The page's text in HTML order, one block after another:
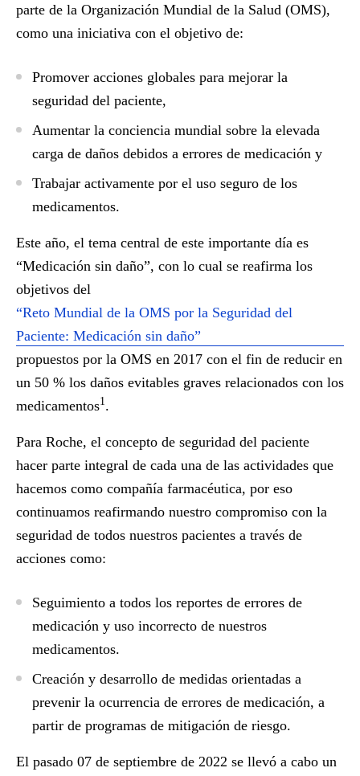
parte de la Organización Mundial de la Salud (OMS),
como una iniciativa con el objetivo de:
Promover acciones globales para mejorar la
seguridad del paciente,
Aumentar la conciencia mundial sobre la elevada
carga de daños debidos a errores de medicación y
Trabajar activamente por el uso seguro de los
medicamentos.
Este año, el tema central de este importante día es
“Medicación sin daño”, con lo cual se reafirma los
objetivos del
“Reto Mundial de la OMS por la Seguridad del
Paciente: Medicación sin daño”
propuestos por la OMS en 2017 con el fin de reducir en
un 50 % los daños evitables graves relacionados con los
medicamentos1.
Para Roche, el concepto de seguridad del paciente
hacer parte integral de cada una de las actividades que
hacemos como compañía farmacéutica, por eso
continuamos reafirmando nuestro compromiso con la
seguridad de todos nuestros pacientes a través de
acciones como:
Seguimiento a todos los reportes de errores de
medicación y uso incorrecto de nuestros
medicamentos.
Creación y desarrollo de medidas orientadas a
prevenir la ocurrencia de errores de medicación, a
partir de programas de mitigación de riesgo.
El pasado 07 de septiembre de 2022 se llevó a cabo un